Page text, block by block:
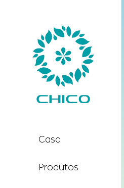
Casa
Produtos